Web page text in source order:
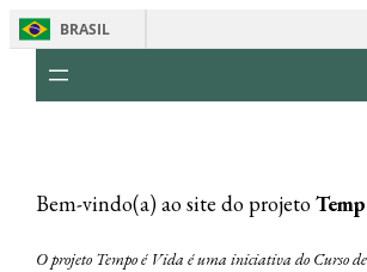
BRASIL
Bem-vindo(a) ao site do projeto
O projeto Tempo é Vida é uma iniciativa do Curso